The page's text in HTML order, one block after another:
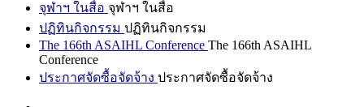
จุฬาฯ ในสื่อ จุฬาฯ ในสื่อ
ปฏิทินกิจกรรม ปฏิทินกิจกรรม
The 166th ASAIHL Conference The 166th ASAIHL
Conference
ประกาศจัดซื้อจัดจ้าง ประกาศจัดซื้อจัดจ้าง